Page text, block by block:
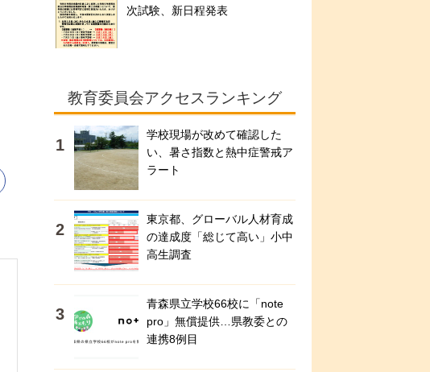
次試験、新日程発表
教育委員会アクセスランキング
学校現場が改めて確認した
い、暑さ指数と熱中症警戒ア
ラート
東京都、グローバル人材育成
の達成度「総じて高い」小中
高生調査
青森県立学校66校に「note
pro」無償提供…県教委との
連携8例目